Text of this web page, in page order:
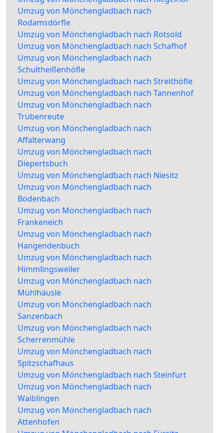
Umzug von Mönchengladbach nach
Rodamsdörfle
Umzug von Mönchengladbach nach Rotsold
Umzug von Mönchengladbach nach Schafhof
Umzug von Mönchengladbach nach
Schultheißenhöfle
Umzug von Mönchengladbach nach Streithöfle
Umzug von Mönchengladbach nach Tannenhof
Umzug von Mönchengladbach nach
Trübenreute
Umzug von Mönchengladbach nach
Affalterwang
Umzug von Mönchengladbach nach
Diepertsbuch
Umzug von Mönchengladbach nach Niesitz
Umzug von Mönchengladbach nach
Bodenbach
Umzug von Mönchengladbach nach
Frankeneich
Umzug von Mönchengladbach nach
Hangendenbuch
Umzug von Mönchengladbach nach
Himmlingsweiler
Umzug von Mönchengladbach nach
Mühlhäusle
Umzug von Mönchengladbach nach
Sanzenbach
Umzug von Mönchengladbach nach
Scherrenmühle
Umzug von Mönchengladbach nach
Spitzschafhaus
Umzug von Mönchengladbach nach Steinfurt
Umzug von Mönchengladbach nach
Waiblingen
Umzug von Mönchengladbach nach
Attenhofen